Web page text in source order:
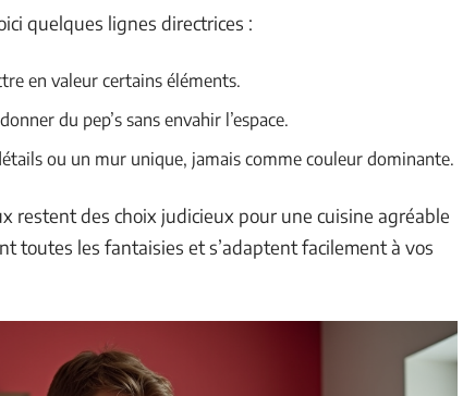
quelques lignes directrices :
en valeur certains éléments.
du pep’s sans envahir l’espace.
ou un mur unique, jamais comme couleur dominante.
restent des choix judicieux pour une cuisine agréable
toutes les fantaisies et s’adaptent facilement à vos